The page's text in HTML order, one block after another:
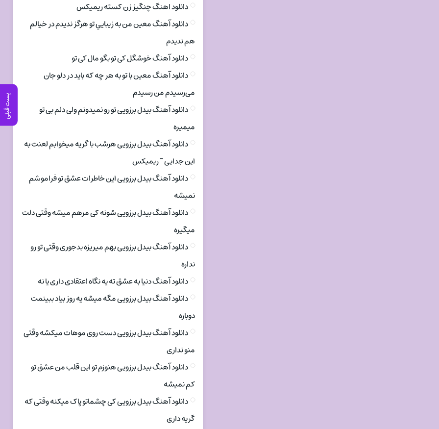
پست قبلی
دانلود اهنگ چنگیز زن کسته ریمیکس
دانلود آهنگ معین من به زیباییِ تو هرگز ندیدم در خیالم
هم ندیدم
دانلود آهنگ خوشگل کی تو بگو مال کی تو
دانلود آهنگ معین با تو به هر چه که باید در دلو جان
می‌رسیدم من رسیدم
دانلود آهنگ بیدل برزویی تو رو نمیدونم ولی دلم بی تو
میمیره
دانلود آهنگ بیدل برزویی هرشب با گریه میخوابم لعنت به
این جدایی ~ ریمیکس
دانلود آهنگ بیدل برزویی این خاطرات عشق تو فراموشم
نمیشه
دانلود آهنگ بیدل برزویی شونه کی مرهم میشه وقتی دلت
میگیره
دانلود آهنگ بیدل برزویی بهم میریزه بدجوری وقتی تو رو
نداره
دانلود آهنگ دنیا به عشق ته یه نگاه اعتقادی داری یا نه
دانلود آهنگ بیدل برزویی مگه میشه یه روز بیاد ببینمت
دوباره
دانلود آهنگ بیدل برزویی دست روی موهات میکشه وقتی
منو نداری
دانلود آهنگ بیدل برزویی هنوزم تو این قلب من عشق تو
کم نمیشه
دانلود آهنگ بیدل برزویی کی چشماتو پاک میکنه وقتی که
گریه داری